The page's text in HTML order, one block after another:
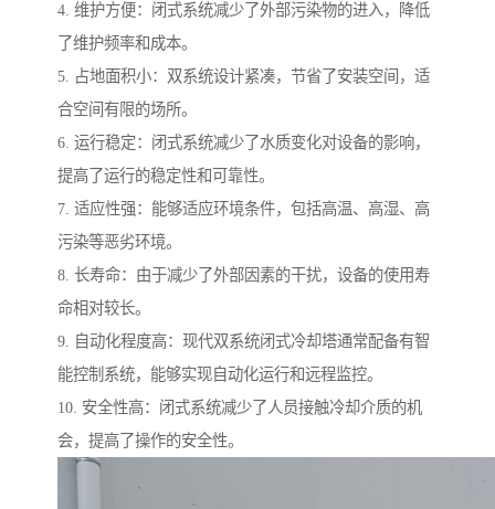
4. 维护方便：闭式系统减少了外部污染物的进入，降低
了维护频率和成本。
5. 占地面积小：双系统设计紧凑，节省了安装空间，适
合空间有限的场所。
6. 运行稳定：闭式系统减少了水质变化对设备的影响，
提高了运行的稳定性和可靠性。
7. 适应性强：能够适应环境条件，包括高温、高湿、高
污染等恶劣环境。
8. 长寿命：由于减少了外部因素的干扰，设备的使用寿
命相对较长。
9. 自动化程度高：现代双系统闭式冷却塔通常配备有智
能控制系统，能够实现自动化运行和远程监控。
10. 安全性高：闭式系统减少了人员接触冷却介质的机
会，提高了操作的安全性。